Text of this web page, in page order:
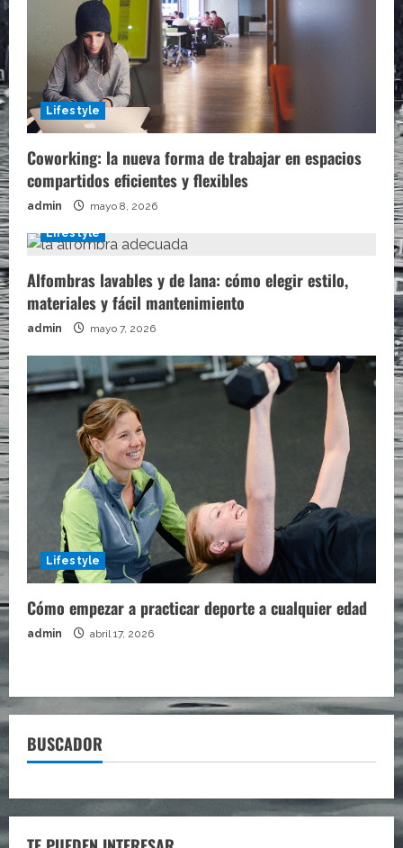
Lifestyle
Coworking: la nueva forma de trabajar en espacios
compartidos eficientes y flexibles
admin mayo 8, 2026
Lifestyle
Alfombras lavables y de lana: cómo elegir estilo,
materiales y fácil mantenimiento
admin mayo 7, 2026
Lifestyle
Cómo empezar a practicar deporte a cualquier edad
admin abril 17, 2026
BUSCADOR